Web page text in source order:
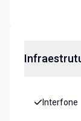
Interfone